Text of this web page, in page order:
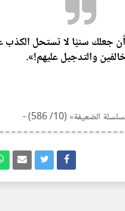
جعلك سنيًا لا تستحل الكذب
والتدجيل عليهم!».